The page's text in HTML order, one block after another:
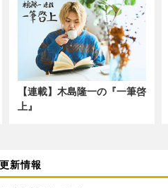
【連載】木島隆一の『一筆啓
上』
新情報